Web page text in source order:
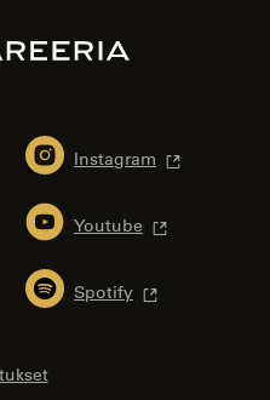
Instagram
Youtube
Spotify